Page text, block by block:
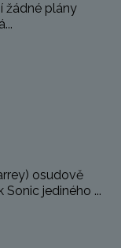
žádné plány
osudově
jediného ...